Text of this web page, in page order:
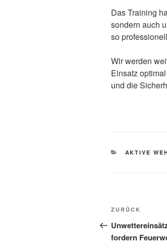
Das Training
sondern auch
so
Wir werden
Einsatz
und die
AKTIVE
Vorheriger
Beitrag
ZURÜCK
fordern